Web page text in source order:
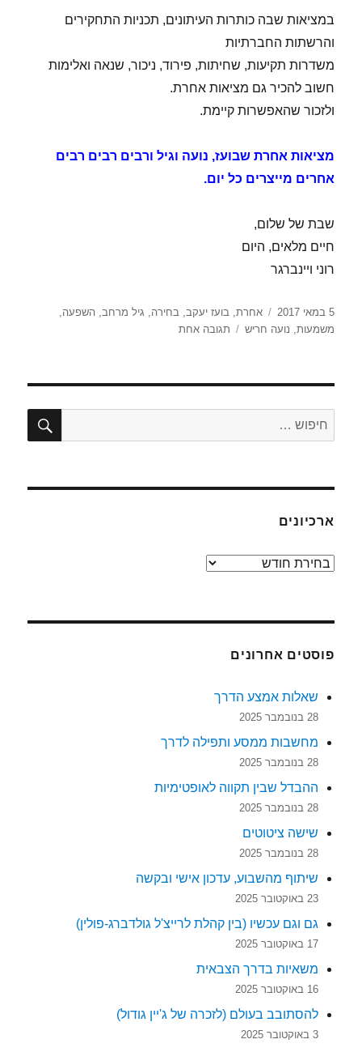
במציאות שבה כותרות העיתונים, תכניות התחקירים
והרשתות החברתיות
משדרות תקיעות, שחיתות, פירוד, ניכור, שנאה ואלימות
חשוב להכיר גם מציאות אחרת.
ולזכור שהאפשרות קיימת.
מציאות אחרת שבועז, נועה וגיל ורבים רבים רבים
אחרים מייצרים כל יום.
שבת של שלום,
חיים מלאים, היום
רוני ויינברגר
פורסם
בתאריך
5 במאי 2017 תגיות
אחרת,בועז יעקב,בחירה, גיל מרחב,השפעה,
משמעות, נועה חריש תגובה אחתעל
חפש:
ארכיונים
ארכיונים
פוסטים אחרונים
שאלות אמצע הדרך
28 בנובמבר 2025
מחשבות ממסע ותפילה לדרך
28 בנובמבר 2025
ההבדל שבין תקווה לאופטימיות
28 בנובמבר 2025
שישה ציטוטים
28 בנובמבר 2025
שיתוף מהשבוע, עדכון אישי ובקשה
23 באוקטובר 2025
גם וגם עכשיו (בין קהלת לרייצ'ל גולדברג-פולין)
17 באוקטובר 2025
משאיות בדרך הצבאית
16 באוקטובר 2025
להסתובב בעולם (לזכרה של ג'יין גודול)
3 באוקטובר 2025